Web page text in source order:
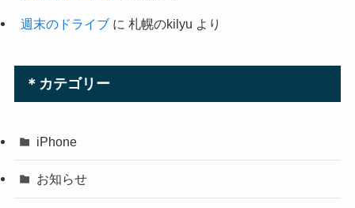
週末のドライブに 札幌のkilyu より
＊カテゴリー
iPhone
お知らせ